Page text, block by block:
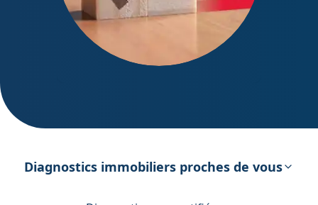
énergétique
Diagnostics immobiliers proches de vous